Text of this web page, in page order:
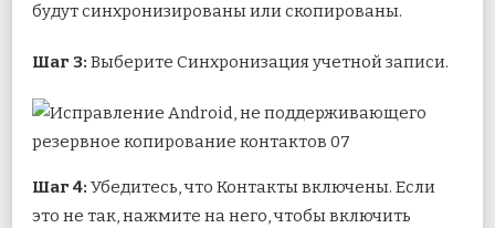
будут синхронизированы или скопированы.
Шаг 3: Выберите Синхронизация учетной записи.
Шаг 4: Убедитесь, что Контакты включены. Если
это не так, нажмите на него, чтобы включить